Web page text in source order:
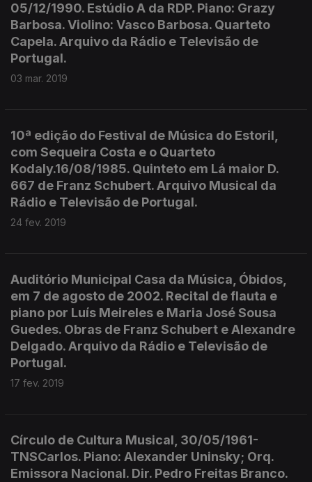
05/12/1990. Estúdio A da RDP. Piano: Grazy
Barbosa. Violino: Vasco Barbosa. Quarteto
Capela. Arquivo da Rádio e Televisão de
Portugal.
03 mar. 2019
10ª edição do Festival de Música do Estoril,
com Sequeira Costa e o Quarteto
Kodaly.16/08/1985. Quinteto em Lá maior D.
667 de Franz Schubert. Arquivo Musical da
Rádio e Televisão de Portugal.
24 fev. 2019
Auditório Municipal Casa da Música, Óbidos,
em 7 de agosto de 2002. Recital de flauta e
piano por Luís Meireles e Maria José Sousa
Guedes. Obras de Franz Schubert e Alexandre
Delgado. Arquivo da Rádio e Televisão de
Portugal.
17 fev. 2019
Círculo de Cultura Musical, 30/05/1961-
TNSCarlos. Piano: Alexander Uninsky; Orq.
Emissora Nacional. Dir. Pedro Freitas Branco.